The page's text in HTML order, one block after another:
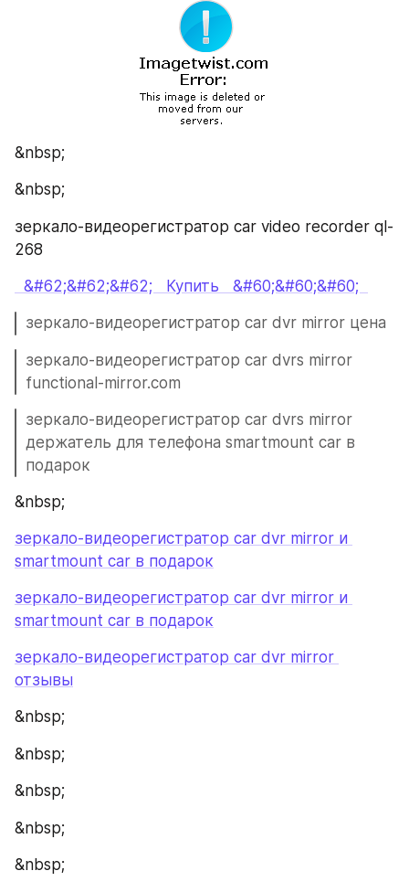
&nbsp;
&nbsp;
зеркало-видеорегистратор car video recorder ql-
268
  &#62;&#62;&#62;   Купить   &#60;&#60;&#60;
зеркало-видеорегистратор car dvr mirror цена
зеркало-видеорегистратор car dvrs mirror
functional-mirror.com
зеркало-видеорегистратор car dvrs mirror
держатель для телефона smartmount car в
подарок
&nbsp;
зеркало-видеорегистратор car dvr mirror и
smartmount car в подарок
зеркало-видеорегистратор car dvr mirror и
smartmount car в подарок
зеркало-видеорегистратор car dvr mirror
отзывы
&nbsp;
&nbsp;
&nbsp;
&nbsp;
&nbsp;